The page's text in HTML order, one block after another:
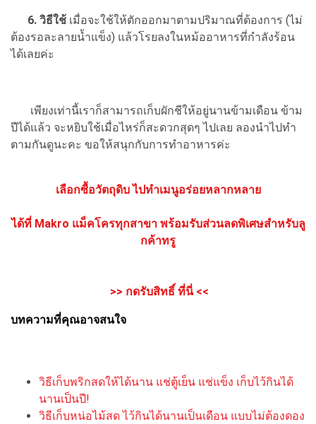
6. วิธีใช้ เมื่อจะใช้ให้ตักออกมาตามปริมาณที่ต้องการ (ไม่
ต้องรอละลายน้ำแข็ง) แล้วโรยลงในหม้ออาหารที่กำลังร้อน
ได้เลยค่ะ
เพียงเท่านี้เราก็สามารถเก็บผักชีให้อยู่นานข้ามเดือน ข้าม
ปีได้แล้ว จะหยิบใช้เมื่อไหร่ก็สะดวกสุดๆ ไปเลย ลองนำไปทำ
ตามกันดูนะคะ ขอให้สนุกกับการทำอาหารค่ะ
เลือกซื้อวัตถุดิบ ไปทำเมนูอร่อยหลากหลาย
ได้ที่ Makro แม็คโครทุกสาขา พร้อมรับส่วนลดพิเศษสำหรับลู
กค้าทรู
>> กดรับสิทธิ์ ที่นี่ <<
บทความที่คุณอาจสนใจ
วิธีเก็บพริกสดให้ได้นาน แช่ตู้เย็น แช่แข็ง เก็บไว้กินได้
นานเป็นปี!
วิธีเก็บหน่อไม้สด ไว้กินได้นานเป็นเดือน แบบไม่ต้องดอง